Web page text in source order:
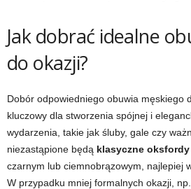
Jak dobrać idealne
do okazji?
Dobór odpowiedniego obuwia męskiego
kluczowy dla stworzenia spójnej i
wydarzenia, takie jak śluby, gale czy
niezastąpione będą klasyczne oksfordy
czarnym lub ciemnobrązowym, najlepiej
W przypadku mniej formalnych okazji,